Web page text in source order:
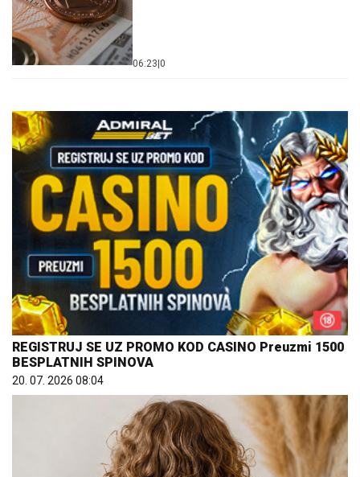
06:23 0
REGISTRUJ SE UZ PROMO KOD CASINO Preuzmi 1500
BESPLATNIH SPINOVA
20. 07. 2026 08:04